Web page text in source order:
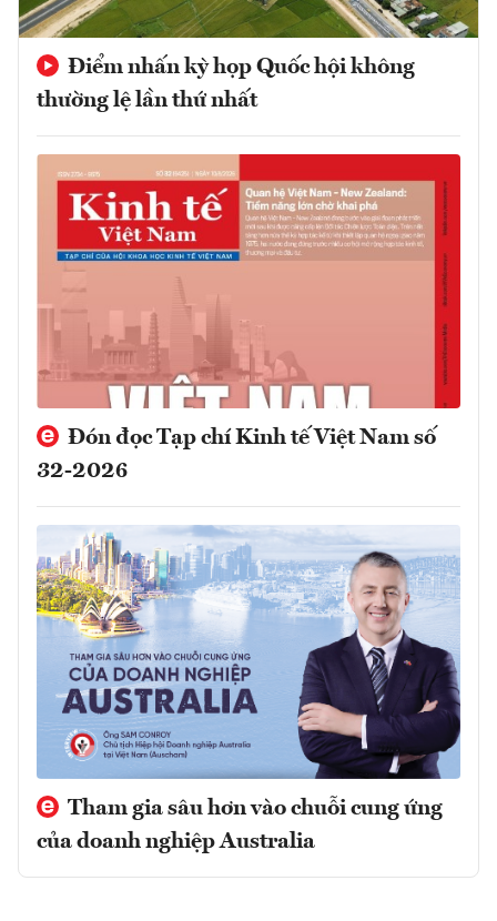
Điểm nhấn kỳ họp Quốc hội không
thường lệ lần thứ nhất
Đón đọc Tạp chí Kinh tế Việt Nam số
32-2026
Tham gia sâu hơn vào chuỗi cung ứng
của doanh nghiệp Australia